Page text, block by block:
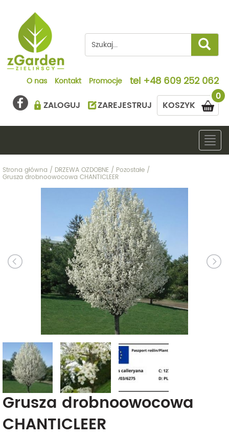
O nas Kontakt Promocje tel +48 609 252 062
0
KOSZYK
ZALOGUJ ZAREJESTRUJ
Strona główna / DRZEWA OZDOBNE / Pozostałe /
Grusza drobnoowocowa CHANTICLEER
Grusza drobnoowocowa
CHANTICLEER